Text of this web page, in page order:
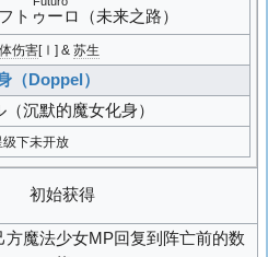
トゥーロ （未来之路）
伤害[Ⅰ] & 苏生
（Doppel）
（沉默的魔女化身）
级下未开放
初始获得
方魔法少女MP回复到阵亡前的数